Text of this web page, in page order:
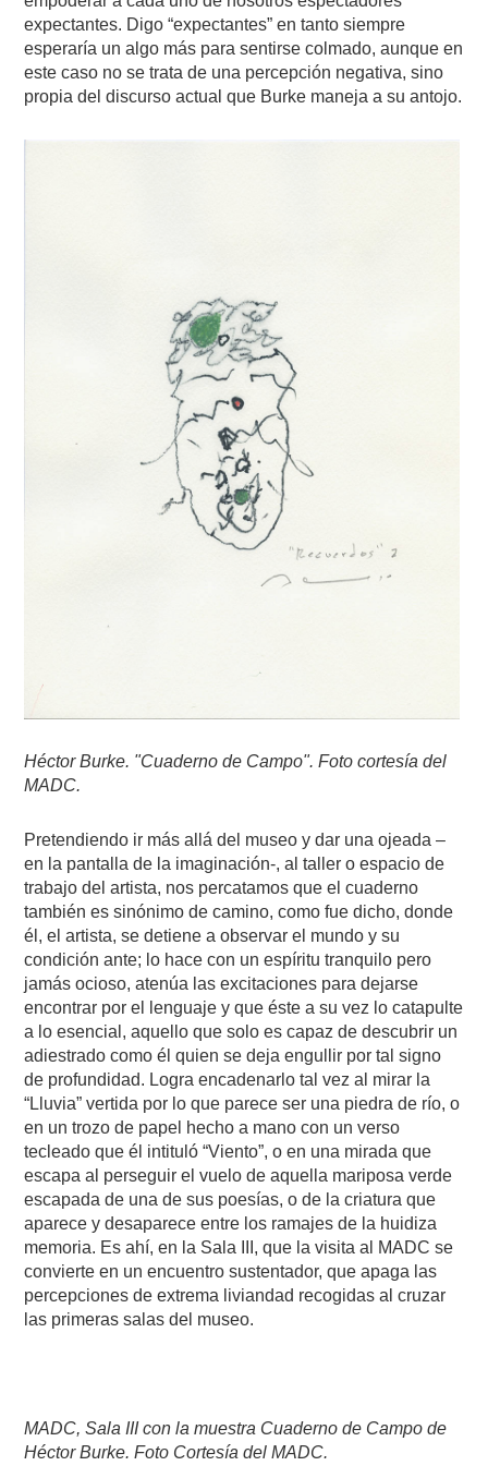
expectantes. Digo “expectantes” en tanto siempre
esperaría un algo más para sentirse colmado, aunque en
este caso no se trata de una percepción negativa, sino
propia del discurso actual que Burke maneja a su antojo.
Héctor Burke. "Cuaderno de Campo". Foto cortesía del
MADC.
Pretendiendo ir más allá del museo y dar una ojeada –
en la pantalla de la imaginación-, al taller o espacio de
trabajo del artista, nos percatamos que el cuaderno
también es sinónimo de camino, como fue dicho, donde
él, el artista, se detiene a observar el mundo y su
condición ante; lo hace con un espíritu tranquilo pero
jamás ocioso, atenúa las excitaciones para dejarse
encontrar por el lenguaje y que éste a su vez lo catapulte
a lo esencial, aquello que solo es capaz de descubrir un
adiestrado como él quien se deja engullir por tal signo
de profundidad. Logra encadenarlo tal vez al mirar la
“Lluvia” vertida por lo que parece ser una piedra de río, o
en un trozo de papel hecho a mano con un verso
tecleado que él intituló “Viento”, o en una mirada que
escapa al perseguir el vuelo de aquella mariposa verde
escapada de una de sus poesías, o de la criatura que
aparece y desaparece entre los ramajes de la huidiza
memoria. Es ahí, en la Sala III, que la visita al MADC se
convierte en un encuentro sustentador, que apaga las
percepciones de extrema liviandad recogidas al cruzar
las primeras salas del museo.
MADC, Sala III con la muestra Cuaderno de Campo de
Héctor Burke. Foto Cortesía del MADC.